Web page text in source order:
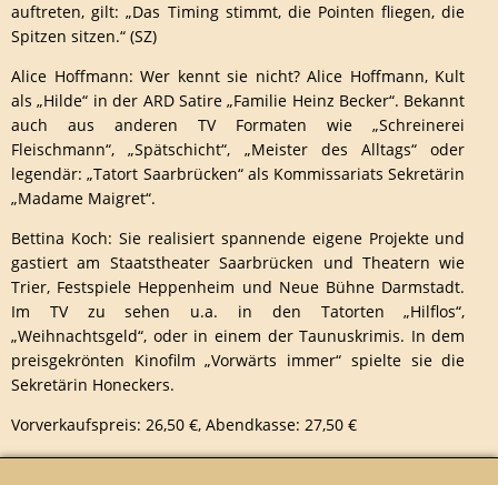
auftreten, gilt: „Das Timing stimmt, die Pointen fliegen, die
Spitzen sitzen.“ (SZ)
Alice Hoffmann: Wer kennt sie nicht? Alice Hoffmann, Kult
als „Hilde“ in der ARD Satire „Familie Heinz Becker“. Bekannt
auch aus anderen TV Formaten wie „Schreinerei
Fleischmann“, „Spätschicht“, „Meister des Alltags“ oder
legendär: „Tatort Saarbrücken“ als Kommissariats Sekretärin
„Madame Maigret“.
Bettina Koch: Sie realisiert spannende eigene Projekte und
gastiert am Staatstheater Saarbrücken und Theatern wie
Trier, Festspiele Heppenheim und Neue Bühne Darmstadt.
Im TV zu sehen u.a. in den Tatorten „Hilflos“,
„Weihnachtsgeld“, oder in einem der Taunuskrimis. In dem
preisgekrönten Kinofilm „Vorwärts immer“ spielte sie die
Sekretärin Honeckers.
Vorverkaufspreis: 26,50 €, Abendkasse: 27,50 €